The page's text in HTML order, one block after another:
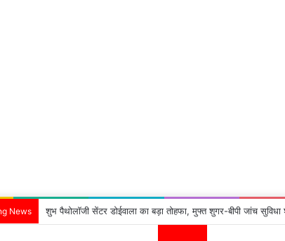
News डोईवाला: सावन सेलिब्रेशन में गूंजेंगे मीना राणा और हेमा नेगी करासी के सुर